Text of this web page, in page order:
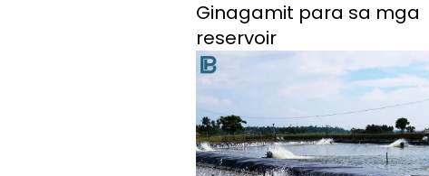
Ginagamit para sa mga
reservoir